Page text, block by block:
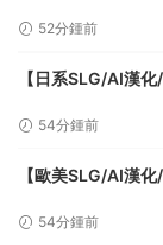
52分鍾前
【日系SLG/AI漢
54分鍾前
【歐美SLG/AI漢化/腐敗】
54分鍾前